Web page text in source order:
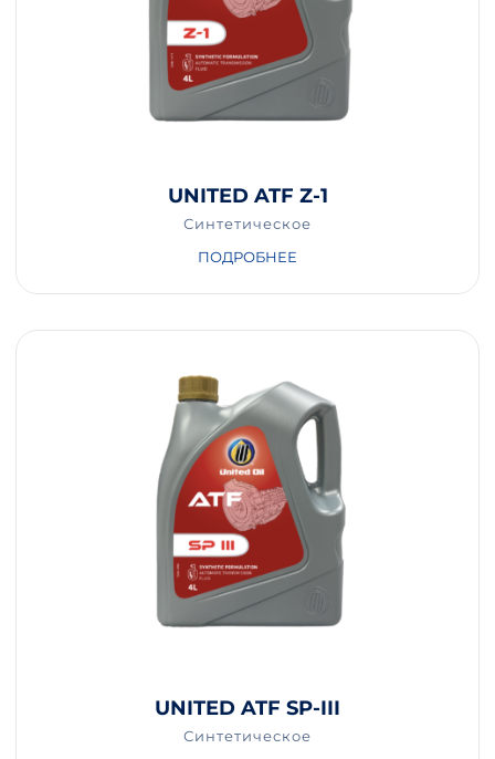
UNITED ATF Z-1
Синтетическое
ПОДРОБНЕЕ
UNITED ATF SP-III
Синтетическое